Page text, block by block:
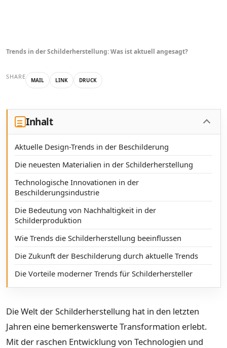
Trends in der Schilderherstellung: Was ist aktuell angesagt?
SHARE MAIL LINK DRUCK
Inhalt
Aktuelle Design-Trends in der Beschilderung
Die neuesten Materialien in der Schilderherstellung
Technologische Innovationen in der
Beschilderungsindustrie
Die Bedeutung von Nachhaltigkeit in der
Schilderproduktion
Wie Trends die Schilderherstellung beeinflussen
Die Zukunft der Beschilderung durch aktuelle Trends
Die Vorteile moderner Trends für Schilderhersteller
Die Welt der Schilderherstellung hat in den letzten
Jahren eine bemerkenswerte Transformation erlebt.
Mit der raschen Entwicklung von Technologien und